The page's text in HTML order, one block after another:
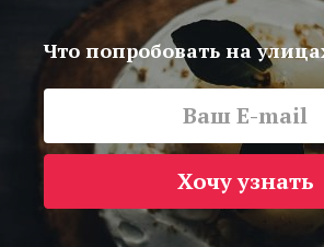
Что попробовать на
Хочу узнать